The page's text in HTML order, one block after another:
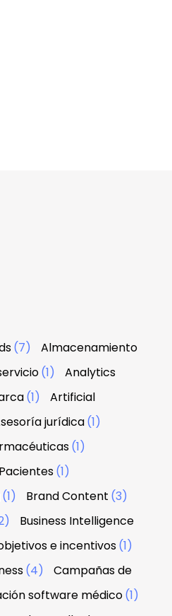
(7)
Almacenamiento
(1)
Analytics
(1)
Artificial
jurídica(1)
(1)
(1)
(1) Brand Content (3)
Business Intelligence
e incentivos(1)
(4)
Campañas de
software médico(1)